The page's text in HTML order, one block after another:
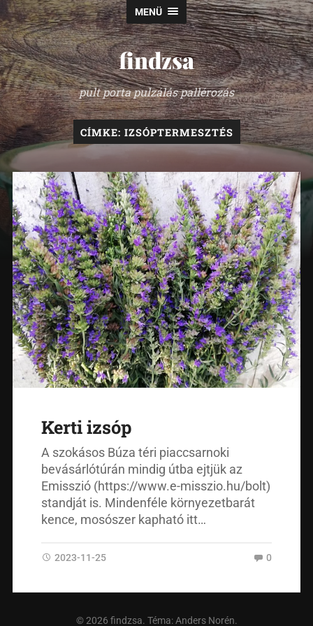
MENÜ
findzsa
pult porta pulzálás pallérozás
CÍMKE: IZSÓPTERMESZTÉS
Kerti izsóp
A szokásos Búza téri piaccsarnoki
bevásárlótúrán mindig útba ejtjük az
Emisszió (https://www.e-misszio.hu/bolt)
standját is. Mindenféle környezetbarát
kence, mosószer kapható itt…
2023-11-25 0
© 2026 findzsa. Téma:Anders Norén.